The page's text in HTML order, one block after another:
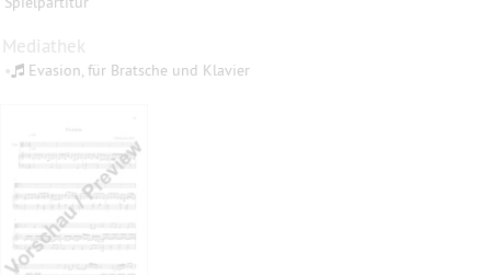
Mediathek
• Evasion, für Bratsche und Klavier